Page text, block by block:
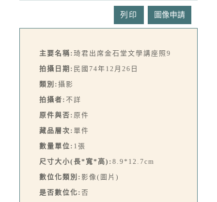
列印
主要名稱: 琦君出席金石堂文學講座照9
拍攝日期: 民國74年12月26日
類別: 攝影
拍攝者: 不詳
原件與否: 原件
藏品層次: 單件
數量單位: 1張
尺寸大小(長*寬*高): 8.9*12.7cm
數位化類別: 影像(圖片)
是否數位化: 否